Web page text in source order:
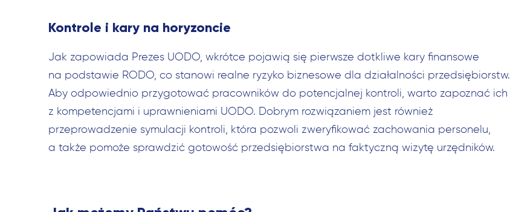
Kontrole i kary na horyzoncie
Jak zapowiada Prezes UODO, wkrótce pojawią się pierwsze dotkliwe kary finansowe
na podstawie RODO, co stanowi realne ryzyko biznesowe dla działalności przedsiębiorstw.
Aby odpowiednio przygotować pracowników do potencjalnej kontroli, warto zapoznać ich
z kompetencjami i uprawnieniami UODO. Dobrym rozwiązaniem jest również
przeprowadzenie symulacji kontroli, która pozwoli zweryfikować zachowania personelu,
a także pomoże sprawdzić gotowość przedsiębiorstwa na faktyczną wizytę urzędników.